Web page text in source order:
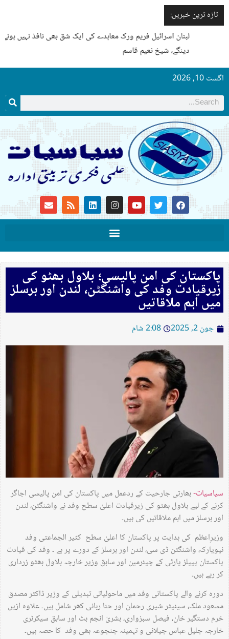
تازہ ترین خبریں:
لبنان اسرائیل فریم ورک معاہدے کی ایک شق بھی نافذ نہیں ہونے
دینگے، شیخ نعیم قاسم
اگست 10, 2026
پاکستان کی امن پالیسی؛ بلاول بھٹو کی
زیرقیادت وفد کی واشنگٹن، لندن اور برسلز
میں اہم ملاقاتیں
جون 2, 2025 2:08 شام
سیاسیات-بھارتی جارحیت کے ردعمل میں پاکستان کی امن پالیسی اجاگر
کرنے کے لیے بلاول بھٹو کی زیرقیادت اعلیٰ سطح وفد نے واشنگٹن، لندن
اور برسلز میں اہم ملاقاتیں کی ہیں۔
وزیرِاعظم کی ہدایت پر پاکستان کا اعلیٰ سطح کثیر الجماعتی وفد
نیویارک، واشنگٹن ڈی سی، لندن اور برسلز کے دورے پر ہے ۔ وفد کی قیادت
پاکستان پیپلز پارٹی کے چیئرمین اور سابق وزیر خارجہ بلاول بھٹو زرداری
کر رہے ہیں۔
دورہ کرنے والے پاکستانی وفد میں ماحولیاتی تبدیلی کے وزیر ڈاکٹر مصدق
مسعود ملک، سینیٹر شیری رحمان اور حنا ربانی کھر شامل ہیں۔ علاوہ ازیں
خرم دستگیر خان، فیصل سبزواری، بشریٰ انجم بٹ اور سابق سیکرٹری
خارجہ جلیل عباس جیلانی و تہمینہ جنجوعہ بھی وفد کا حصہ ہیں۔